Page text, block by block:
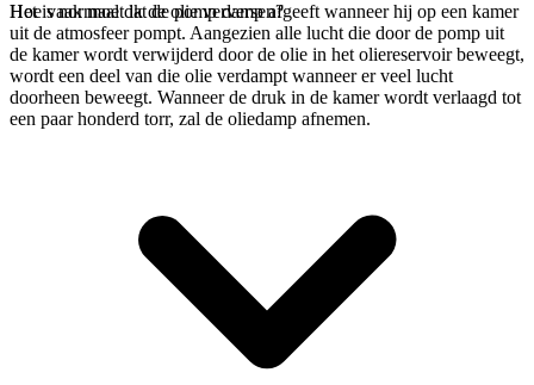
Het is normaal dat de pomp damp afgeeft wanneer hij op een kamer
uit de atmosfeer pompt. Aangezien alle lucht die door de pomp uit
de kamer wordt verwijderd door de olie in het oliereservoir beweegt,
wordt een deel van die olie verdampt wanneer er veel lucht
doorheen beweegt. Wanneer de druk in de kamer wordt verlaagd tot
een paar honderd torr, zal de oliedamp afnemen.
Hoe vaak moet ik de olie verversen?